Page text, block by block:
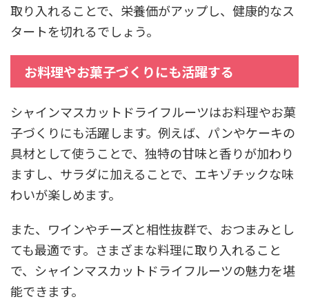
取り入れることで、栄養価がアップし、健康的なス
タートを切れるでしょう。
お料理やお菓子づくりにも活躍する
シャインマスカットドライフルーツはお料理やお菓
子づくりにも活躍します。例えば、パンやケーキの
具材として使うことで、独特の甘味と香りが加わり
ますし、サラダに加えることで、エキゾチックな味
わいが楽しめます。
また、ワインやチーズと相性抜群で、おつまみとし
ても最適です。さまざまな料理に取り入れること
で、シャインマスカットドライフルーツの魅力を堪
能できます。